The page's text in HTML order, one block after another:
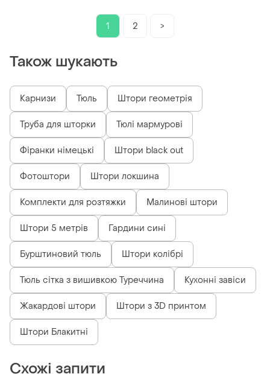
1 2 >
Також шукають
Карнизи Тюль Штори геометрія
Труба для шторки Тюлі мармурові
Фіранки німецькі Штори black out
Фотоштори Штори локшина
Комплекти для розтяжки Малинові штори
Штори 5 метрів Гардини сині
Бурштиновий тюль Штори колібрі
Тюль сітка з вишивкою Туреччина Кухонні завіси
Жакардові штори Штори з 3D принтом
Штори Блакитні
Схожі запити